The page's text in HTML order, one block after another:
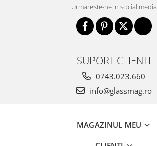
Cale si garnituri profil U
Accesorii profil U balustrada sticla
Accesorii mana curenta profilata
Cleme montanti balustrada
Urmareste-ne in social media
SUPORT CLIENTI
0743.023.660
info@glassmag.ro
MAGAZINUL MEU